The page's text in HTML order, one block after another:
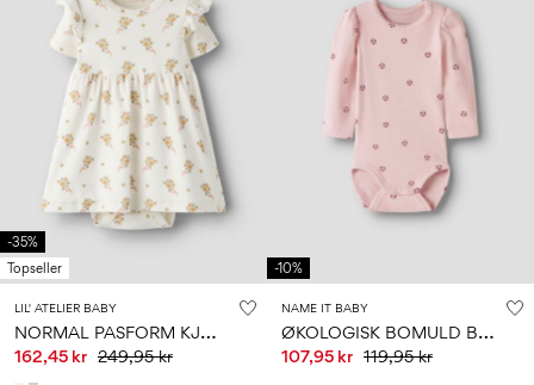
-35%
Topseller
LIL' ATELIER BABY
N
ORMAL PASFORM KJOLE
162,45 kr 249,95 kr
-10%
NAME IT BABY
Ø
KOLOGISK BOMULD BODYSTOCKING
107,95 kr 119,95 kr